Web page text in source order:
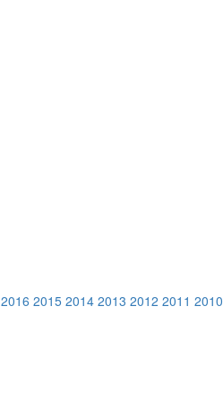
2016 2015 2014 2013 2012 2011 2010